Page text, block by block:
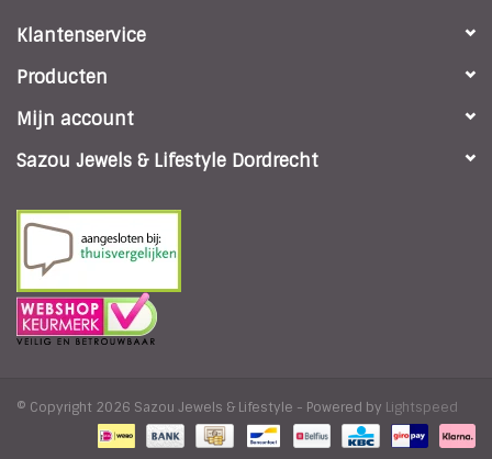
Klantenservice
Producten
Mijn account
Sazou Jewels & Lifestyle Dordrecht
© Copyright 2026 Sazou Jewels & Lifestyle - Powered by Lightspeed